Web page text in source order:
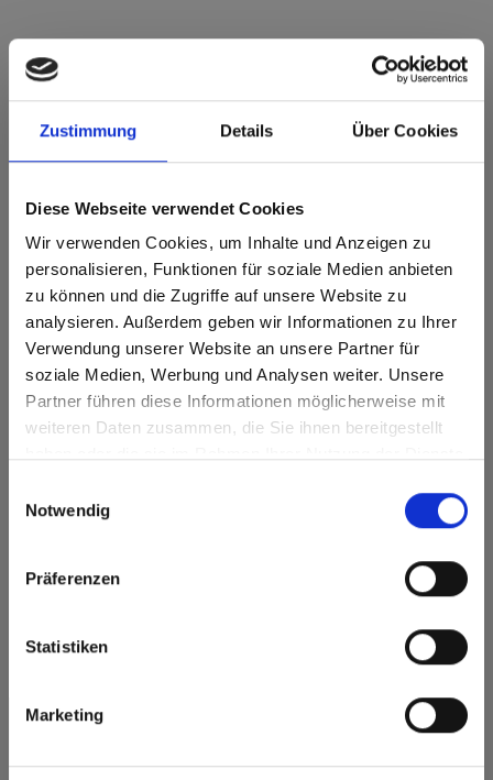
Zustimmung Details Über Cookies
Diese Webseite verwendet Cookies
Wir verwenden Cookies, um Inhalte und Anzeigen zu
personalisieren, Funktionen für soziale Medien anbieten
zu können und die Zugriffe auf unsere Website zu
analysieren. Außerdem geben wir Informationen zu Ihrer
Verwendung unserer Website an unsere Partner für
soziale Medien, Werbung und Analysen weiter. Unsere
Partner führen diese Informationen möglicherweise mit
weiteren Daten zusammen, die Sie ihnen bereitgestellt
Notwendig
Präferenzen
Statistiken
Marketing
sr.modal is not closeable
Are you based in the Vereinigte
Staaten?
rest of the world!
m.look Interior A2 0958 Honeymoon
Kastanie Schoko FH Feinhammerschlag
Optimierung und Zuschnitt beachten.
Produktmerkmale
Oberflächenmerkmale
Dauerhaft
Splitterfrei schneiden,